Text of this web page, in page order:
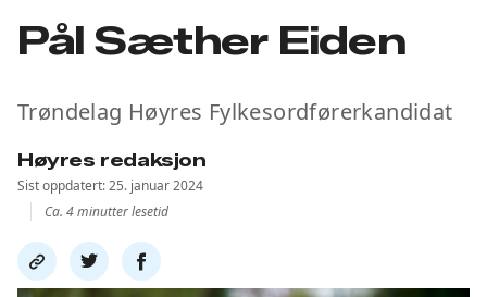
Pål Sæther Eiden
Trøndelag Høyres Fylkesordførerkandidat
Høyres redaksjon
Sist oppdatert: 25. januar 2024
Ca. 4 minutter lesetid
Del
link
Del
på
Del
på